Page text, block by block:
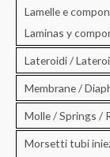
Lamelle e
Laminas y
Lateroidi /
Membrane /
Molle / Springs /
Morsetti tubi